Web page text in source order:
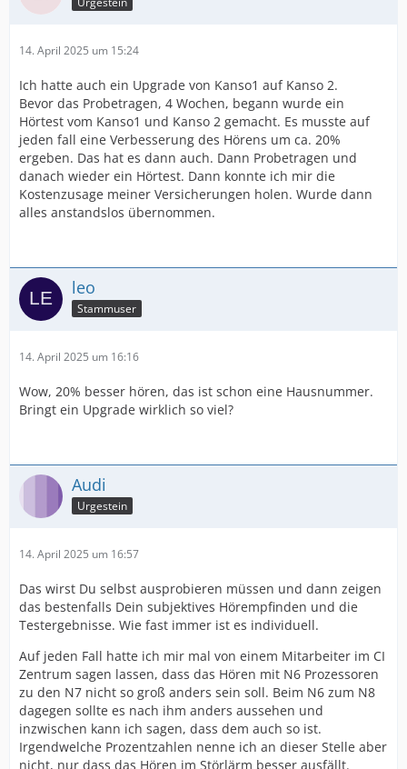
14. April 2025 um 15:24
Ich hatte auch ein Upgrade von Kanso1 auf Kanso 2.
Bevor das Probetragen, 4 Wochen, begann wurde ein
Hörtest vom Kanso1 und Kanso 2 gemacht. Es musste auf
jeden fall eine Verbesserung des Hörens um ca. 20%
ergeben. Das hat es dann auch. Dann Probetragen und
danach wieder ein Hörtest. Dann konnte ich mir die
Kostenzusage meiner Versicherungen holen. Wurde dann
alles anstandslos übernommen.
leo
Stammuser
14. April 2025 um 16:16
Wow, 20% besser hören, das ist schon eine Hausnummer.
Bringt ein Upgrade wirklich so viel?
Audi
Urgestein
14. April 2025 um 16:57
Das wirst Du selbst ausprobieren müssen und dann zeigen
das bestenfalls Dein subjektives Hörempfinden und die
Testergebnisse. Wie fast immer ist es individuell.
Auf jeden Fall hatte ich mir mal von einem Mitarbeiter im CI
Zentrum sagen lassen, dass das Hören mit N6 Prozessoren
zu den N7 nicht so groß anders sein soll. Beim N6 zum N8
dagegen sollte es nach ihm anders aussehen und
inzwischen kann ich sagen, dass dem auch so ist.
Irgendwelche Prozentzahlen nenne ich an dieser Stelle aber
nicht, nur dass das Hören im Störlärm besser ausfällt.